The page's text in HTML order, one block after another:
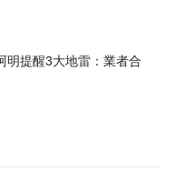
明提醒3大地雷：業者合